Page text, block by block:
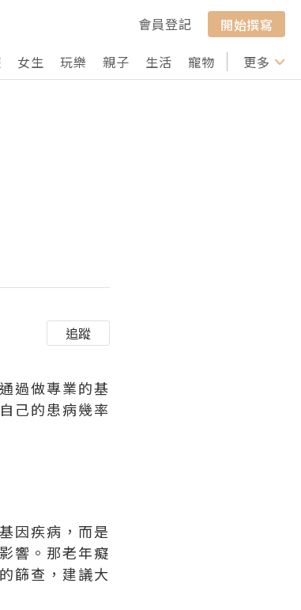
會員登記
開始撰寫
女生 玩樂 親子 生活 寵物 行山 打卡
更多
追蹤
過做專業的基
己的患病幾率
因疾病，而是
響。那老年癡
篩查，建議大